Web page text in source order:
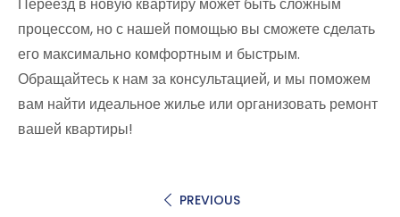
процессом, но с нашей помощью вы сможете сделать
его максимально комфортным и быстрым.
Обращайтесь к нам за консультацией, и мы поможем
вам найти идеальное жилье или организовать ремонт
вашей квартиры!
PREVIOUS